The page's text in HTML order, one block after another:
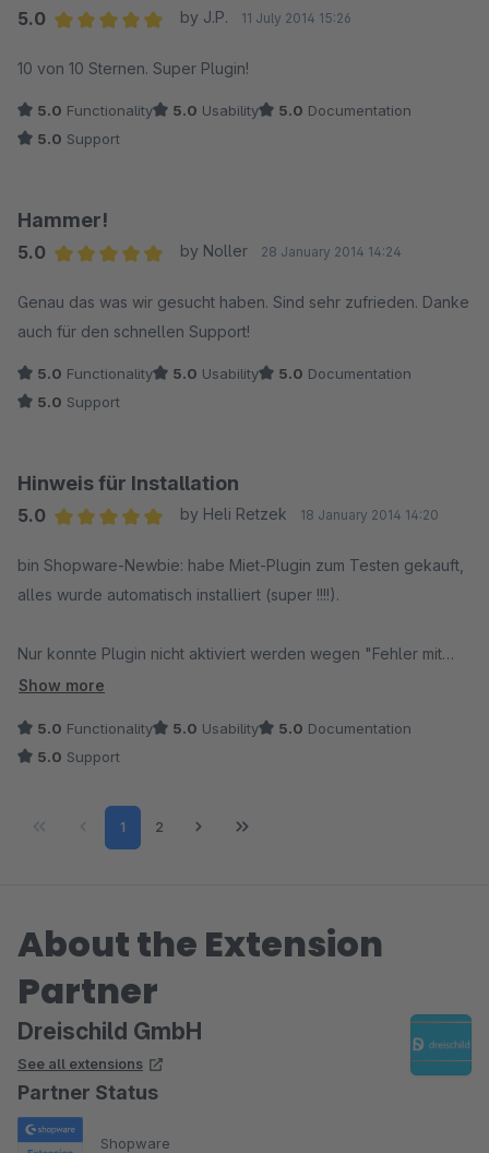
5.0
by J.P. 11 July 2014 15:26
10 von 10 Sternen. Super Plugin!
5.0 Functionality 5.0 Usability 5.0 Documentation
5.0 Support
Hammer!
5.0
by Noller 28 January 2014 14:24
Genau das was wir gesucht haben. Sind sehr zufrieden. Danke
auch für den schnellen Support!
5.0 Functionality 5.0 Usability 5.0 Documentation
5.0 Support
Hinweis für Installation
5.0
by Heli Retzek 18 January 2014 14:20
bin Shopware-Newbie: habe Miet-Plugin zum Testen gekauft,
alles wurde automatisch installiert (super !!!!).
Nur konnte Plugin nicht aktiviert werden wegen "Fehler mit
Lizenzmanager".
Ich hab eigentlich nirgendwo den Hinweis gefunden, dass der
Lizenzmanager automatisch einen Unter-Untermenüpunkt
in Grundeinstellung - weitere einstellungen - Lizenzen
Plugin auf aktiv. Im Handbuch kommt das auch nicht klar raus -
(allerdings: ich hab das Manual erst nachher angeschaut).
Hier also dieser Hinweis.
Show more
5.0 Functionality 5.0 Usability 5.0 Documentation
5.0 Support
Page
1 Page
2
About the Extension
Partner
Dreischild GmbH
See all extensions
Partner Status
Shopware